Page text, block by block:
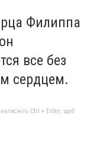
Филиппа
все без
сердцем.
Ctrl + Enter, щоб